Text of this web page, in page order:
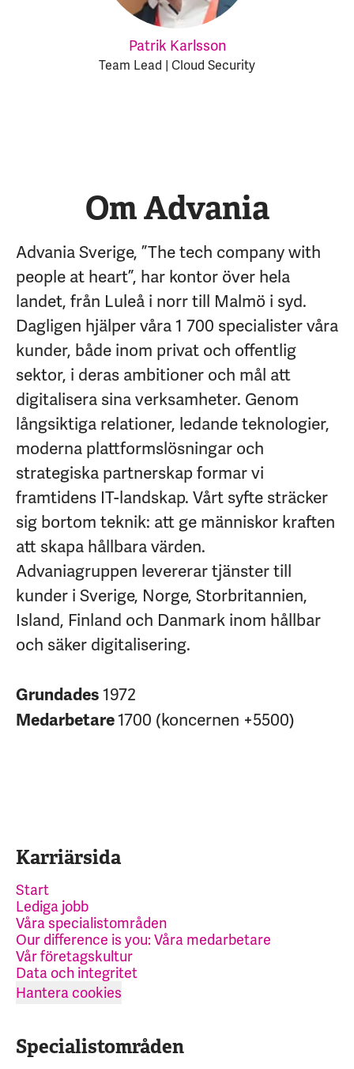
Patrik Karlsson
Team Lead | Cloud Security
Om Advania
Advania Sverige, ”The tech company with
people at heart”, har kontor över hela
landet, från Luleå i norr till Malmö i syd.
Dagligen hjälper våra 1 700 specialister våra
kunder, både inom privat och offentlig
sektor, i deras ambitioner och mål att
digitalisera sina verksamheter. Genom
långsiktiga relationer, ledande teknologier,
moderna plattformslösningar och
strategiska partnerskap formar vi
framtidens IT-landskap. Vårt syfte sträcker
sig bortom teknik: att ge människor kraften
att skapa hållbara värden.
Advaniagruppen levererar tjänster till
kunder i Sverige, Norge, Storbritannien,
Island, Finland och Danmark inom hållbar
och säker digitalisering.
Grundades1972
Medarbetare1700 (koncernen +5500)
Karriärsida
Start
Lediga jobb
Våra specialistområden
Our difference is you: Våra medarbetare
Vår företagskultur
Data och integritet
Hantera cookies
Specialistområden